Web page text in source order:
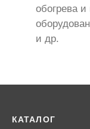
обогрева
и др.
КАТАЛОГ